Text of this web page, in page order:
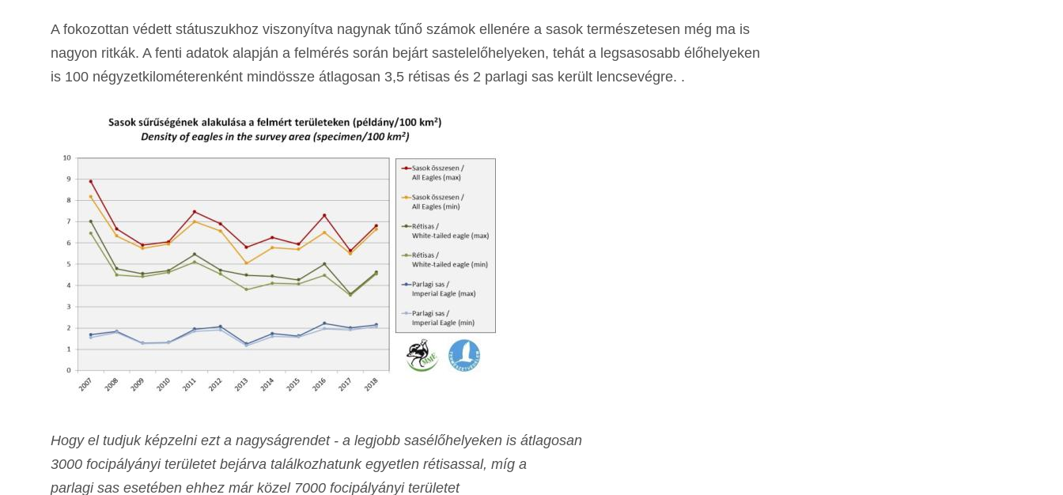
A fokozottan védett státuszukhoz viszonyítva nagynak tűnő számok ellenére a sasok természetesen még ma is
nagyon ritkák. A fenti adatok alapján a felmérés során bejárt sastelelőhelyeken, tehát a legsasosabb élőhelyeken
is 100 négyzetkilométerenként mindössze átlagosan 3,5 rétisas és 2 parlagi sas került lencsevégre. .
Hogy el tudjuk képzelni ezt a nagyságrendet - a legjobb sasélőhelyeken is átlagosan
3000 focipályányi területet bejárva találkozhatunk egyetlen rétisassal, míg a
parlagi sas esetében ehhez már közel 7000 focipályányi területet